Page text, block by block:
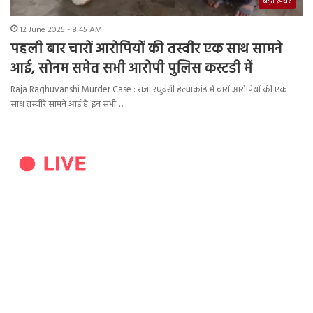
12 June 2025 - 8:45 AM
पहली बार चारों आरोपियों की तस्वीर एक साथ सामने
आई, सोनम समेत सभी आरोपी पुलिस कस्टडी में
Raja Raghuvanshi Murder Case : राजा रघुवंशी हत्याकांड में चारों आरोपियों की एक
साथ तस्वीरे सामने आई है. इन सभी…